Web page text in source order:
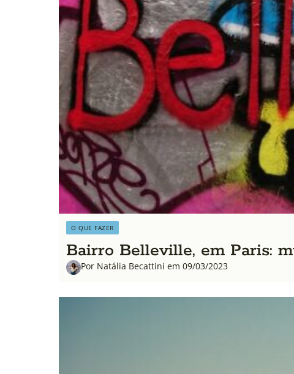
O QUE FAZER
Bairro Belleville, em Paris:
Por Natália Becattini em 09/03/2023